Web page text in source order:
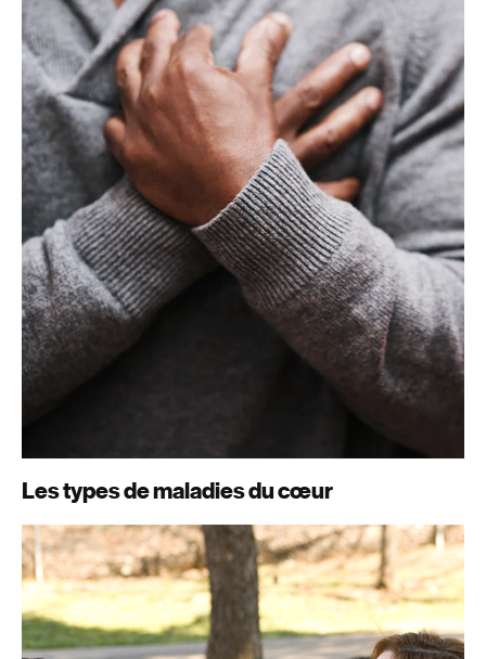
Les types de maladies du cœur